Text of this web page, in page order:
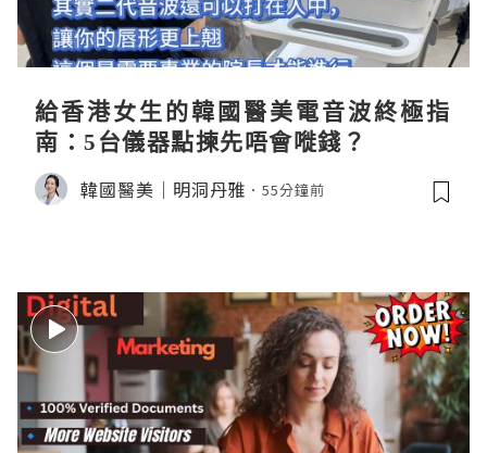
給香港女生的韓國醫美電音波終極指
南：5台儀器點揀先唔會嘥錢？
韓國醫美｜明洞丹雅 55分鐘前